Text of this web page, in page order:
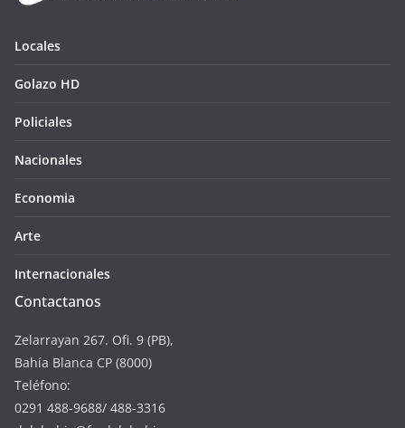
Locales
Golazo HD
Policiales
Nacionales
Economia
Arte
Internacionales
Contactanos
Zelarrayan 267. Ofi. 9 (PB),
Bahía Blanca CP (8000)
Teléfono:
0291 488-9688/ 488-3316